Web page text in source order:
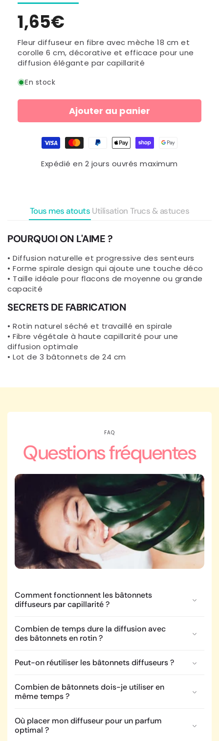
Prix
habituel
1,65€
Fleur diffuseur en fibre avec mèche 18 cm et
corolle 6 cm, décorative et efficace pour une
diffusion élégante par capillarité
En stock
Ajouter au panier
Moyens
paiementExpédié en 2 jours ouvrés maximum
Tous mes atouts Utilisation Trucs & astuces
POURQUOI ON L'AIME ?
• Diffusion naturelle et progressive des senteurs
• Forme spirale design qui ajoute une touche déco
• Taille idéale pour flacons de moyenne ou grande
capacité
SECRETS DE FABRICATION
• Rotin naturel séché et travaillé en spirale
• Fibre végétale à haute capillarité pour une
diffusion optimale
• Lot de 3 bâtonnets de 24 cm
FAQ
Questions fréquentes
Comment fonctionnent les bâtonnets
diffuseurs par capillarité ?
Combien de temps dure la diffusion avec
des bâtonnets en rotin ?
Peut-on réutiliser les bâtonnets diffuseurs ?
Combien de bâtonnets dois-je utiliser en
même temps ?
Où placer mon diffuseur pour un parfum
optimal ?